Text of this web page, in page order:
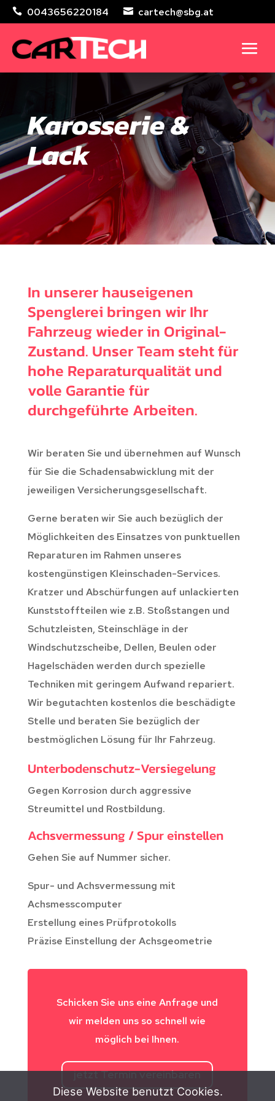
 0043656220184  cartech@sbg.at
Karosserie &
Lack
In unserer hauseigenen
Spenglerei bringen wir Ihr
Fahrzeug wieder in Original-
Zustand. Unser Team steht für
hohe Reparaturqualität und
volle Garantie für
durchgeführte Arbeiten.
Wir beraten Sie und übernehmen auf Wunsch
für Sie die Schadensabwicklung mit der
jeweiligen Versicherungsgesellschaft.
Gerne beraten wir Sie auch bezüglich der
Möglichkeiten des Einsatzes von punktuellen
Reparaturen im Rahmen unseres
kostengünstigen Kleinschaden-Services.
Kratzer und Abschürfungen auf unlackierten
Kunststoffteilen wie z.B. Stoßstangen und
Schutzleisten, Steinschläge in der
Windschutzscheibe, Dellen, Beulen oder
Hagelschäden werden durch spezielle
Techniken mit geringem Aufwand repariert.
Wir begutachten kostenlos die beschädigte
Stelle und beraten Sie bezüglich der
bestmöglichen Lösung für Ihr Fahrzeug.
Unterbodenschutz-Versiegelung
Gegen Korrosion durch aggressive
Streumittel und Rostbildung.
Achsvermessung / Spur einstellen
Gehen Sie auf Nummer sicher.
Spur- und Achsvermessung mit
Achsmesscomputer
Erstellung eines Prüfprotokolls
Präzise Einstellung der Achsgeometrie
Schicken Sie uns eine Anfrage und
wir melden uns so schnell wie
möglich bei Ihnen.
jetzt Termin vereinbaren
Diese Website benutzt Cookies.